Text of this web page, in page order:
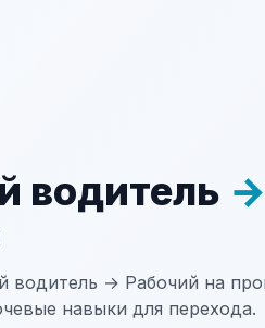
водитель →
водитель → Рабочий на
навыки для перехода.